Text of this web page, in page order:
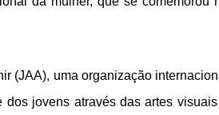
(JAA), uma organização
jovens através das artes